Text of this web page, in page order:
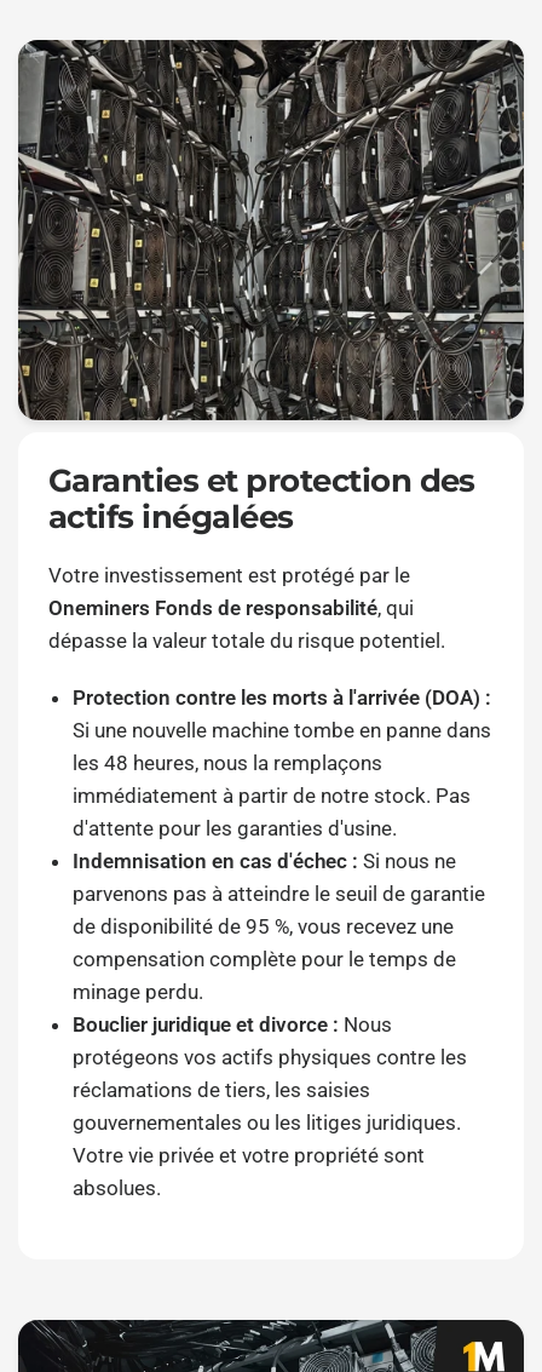
Garanties et protection des
actifs inégalées
Votre investissement est protégé par le
Oneminers Fonds de responsabilité, qui
dépasse la valeur totale du risque potentiel.
Protection contre les morts à l'arrivée (DOA) :
Si une nouvelle machine tombe en panne dans
les 48 heures, nous la remplaçons
immédiatement à partir de notre stock. Pas
d'attente pour les garanties d'usine.
Indemnisation en cas d'échec : Si nous ne
parvenons pas à atteindre le seuil de garantie
de disponibilité de 95 %, vous recevez une
compensation complète pour le temps de
minage perdu.
Bouclier juridique et divorce : Nous
protégeons vos actifs physiques contre les
réclamations de tiers, les saisies
gouvernementales ou les litiges juridiques.
Votre vie privée et votre propriété sont
absolues.